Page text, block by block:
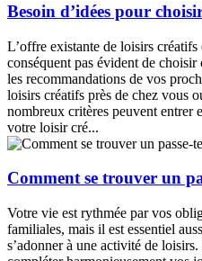
Besoin d’idées pour
L’offre existante de loisirs créatifs
conséquent pas évident de
les recommandations de vos
loisirs créatifs près de chez vous
nombreux critères peuvent entrer
votre loisir cré...
Comment se trouver un
Votre vie est rythmée par vos
familiales, mais il est essentiel
s’adonner à une activité de